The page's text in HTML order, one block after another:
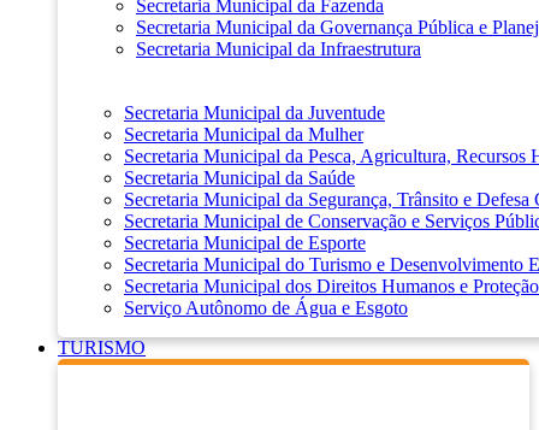
Secretaria Municipal da Fazenda
Secretaria Municipal da Governança Pública e
Secretaria Municipal da Infraestrutura
Secretaria Municipal da Juventude
Secretaria Municipal da Mulher
Secretaria Municipal da Pesca, Agricultura, Recursos
Secretaria Municipal da Saúde
Secretaria Municipal da Segurança, Trânsito e Defesa
Secretaria Municipal de Conservação e Serviços
Secretaria Municipal de Esporte
Secretaria Municipal do Turismo e Desenvolvimento
Secretaria Municipal dos Direitos Humanos e
Serviço Autônomo de Água e Esgoto
TURISMO